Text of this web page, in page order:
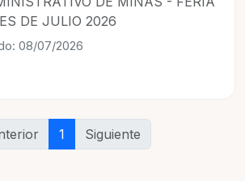
DE JULIO 2026
08/07/2026
1 Siguiente